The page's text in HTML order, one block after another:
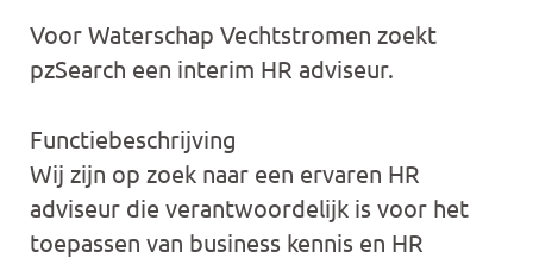
Voor Waterschap Vechtstromen zoekt
pzSearch een interim HR adviseur.
Functiebeschrijving
Wij zijn op zoek naar een ervaren HR
adviseur die verantwoordelijk is voor het
toepassen van business kennis en HR